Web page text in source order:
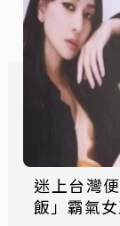
迷上台灣
飯」霸氣